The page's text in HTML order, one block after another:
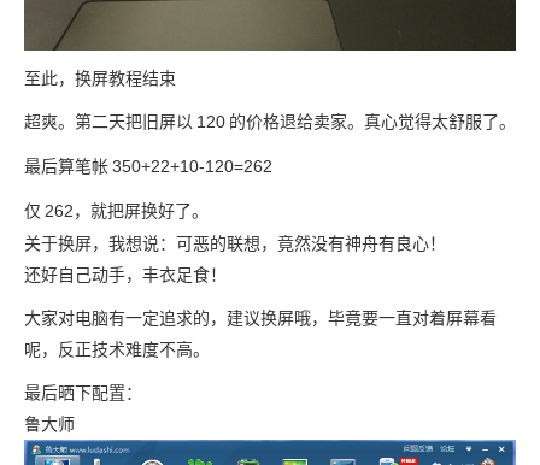
至此，换屏教程结束
超爽。第二天把旧屏以 120 的价格退给卖家。真心觉得太舒服了。
最后算笔帐350+22+10-120=262
仅 262，就把屏换好了。
关于换屏，我想说：可恶的联想，竟然没有神舟有良心！
还好自己动手，丰衣足食！
大家对电脑有一定追求的，建议换屏哦，毕竟要一直对着屏幕看
呢，反正技术难度不高。
最后晒下配置：
鲁大师